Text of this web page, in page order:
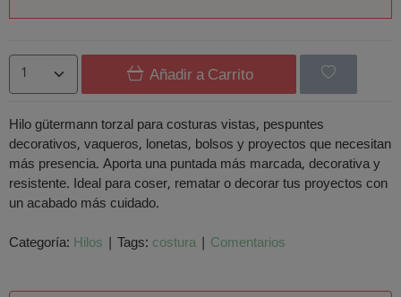
Añadir a Carrito
Hilo gütermann torzal para costuras vistas, pespuntes
decorativos, vaqueros, lonetas, bolsos y proyectos que necesitan
más presencia. Aporta una puntada más marcada, decorativa y
resistente. Ideal para coser, rematar o decorar tus proyectos con
un acabado más cuidado.
Categoría: Hilos | Tags: costura | Comentarios